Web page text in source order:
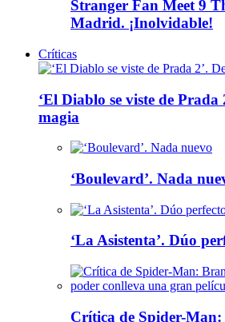
Stranger Fan Meet 9
Madrid. ¡Inolvidable!
Críticas
‘El Diablo se viste de Prada
magia
‘Boulevard’. Nada
‘La Asistenta’. Dúo
Crítica de Spider-